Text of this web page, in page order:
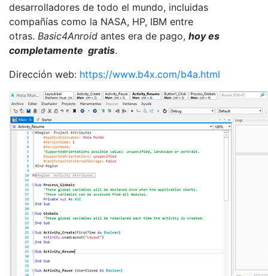
desarrolladores de todo el mundo, incluidas
compañías como la NASA, HP, IBM entre
otras. Basic4Anroid antes era de pago, hoy es
completamente gratis.
Dirección web: https://www.b4x.com/b4a.html